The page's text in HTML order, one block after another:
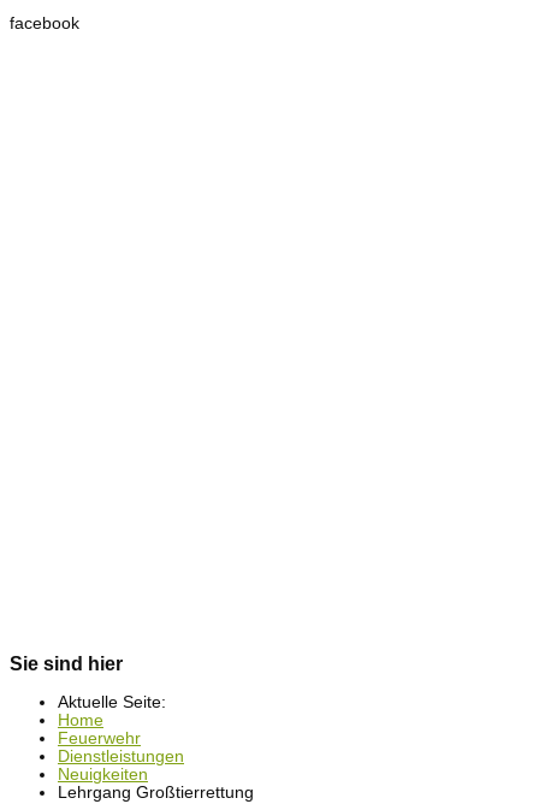
facebook
Sie sind hier
Aktuelle Seite:
Home
Feuerwehr
Dienstleistungen
Neuigkeiten
Lehrgang Großtierrettung